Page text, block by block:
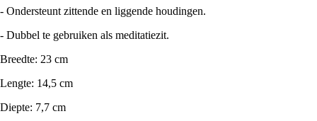
- Ondersteunt zittende en liggende houdingen.
- Dubbel te gebruiken als meditatiezit.
Breedte: 23 cm
Lengte: 14,5 cm
Diepte: 7,7 cm